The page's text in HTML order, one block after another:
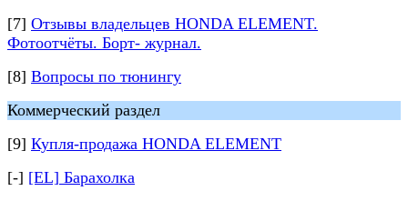
[7] Отзывы владельцев HONDA ELEMENT.
Фотоотчёты. Борт- журнал.
[8] Вопросы по тюнингу
Коммерческий раздел
[9] Купля-продажа HONDA ELEMENT
[-] [EL] Барахолка